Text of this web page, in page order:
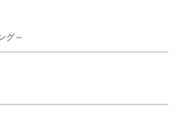
グ～